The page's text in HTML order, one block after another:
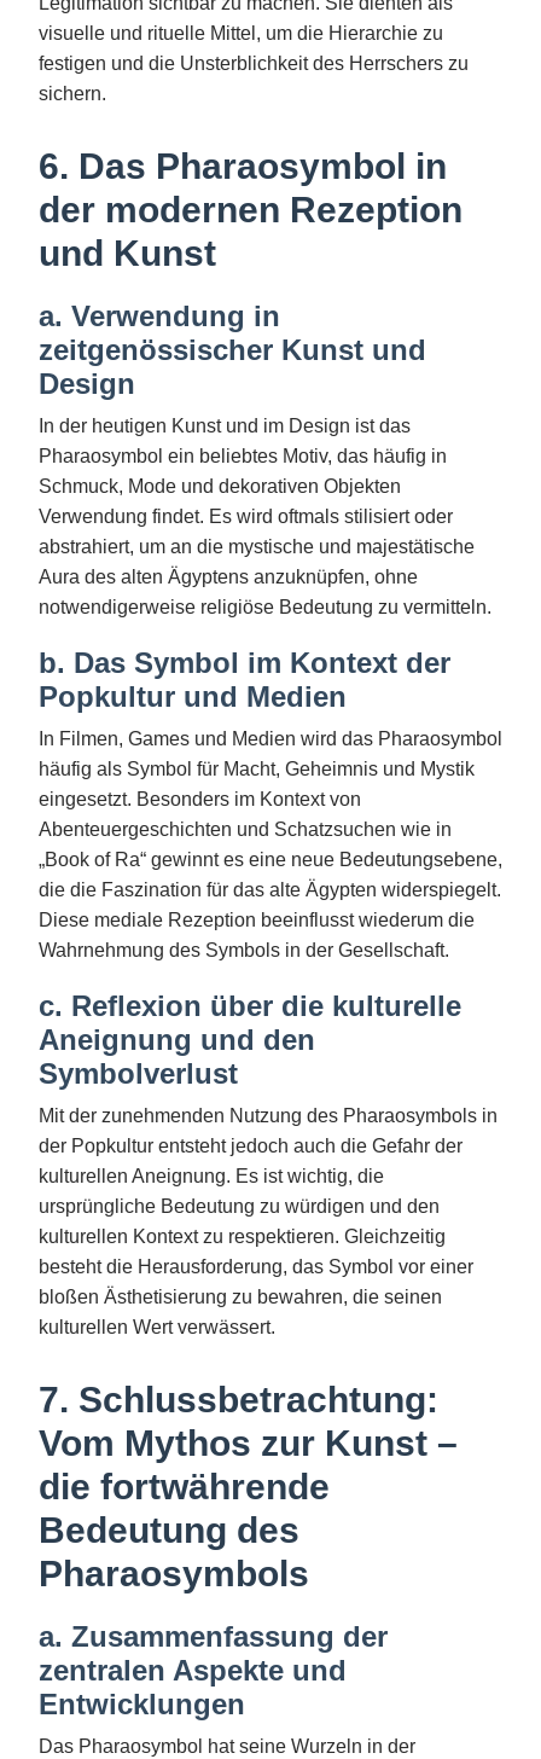
visuelle und rituelle Mittel, um die Hierarchie zu
festigen und die Unsterblichkeit des Herrschers zu
sichern.
6. Das Pharaosymbol in
der modernen Rezeption
und Kunst
a. Verwendung in
zeitgenössischer Kunst und
Design
In der heutigen Kunst und im Design ist das
Pharaosymbol ein beliebtes Motiv, das häufig in
Schmuck, Mode und dekorativen Objekten
Verwendung findet. Es wird oftmals stilisiert oder
abstrahiert, um an die mystische und majestätische
Aura des alten Ägyptens anzuknüpfen, ohne
notwendigerweise religiöse Bedeutung zu vermitteln.
b. Das Symbol im Kontext der
Popkultur und Medien
In Filmen, Games und Medien wird das Pharaosymbol
häufig als Symbol für Macht, Geheimnis und Mystik
eingesetzt. Besonders im Kontext von
Abenteuergeschichten und Schatzsuchen wie in
„Book of Ra“ gewinnt es eine neue Bedeutungsebene,
die die Faszination für das alte Ägypten widerspiegelt.
Diese mediale Rezeption beeinflusst wiederum die
Wahrnehmung des Symbols in der Gesellschaft.
c. Reflexion über die kulturelle
Aneignung und den
Symbolverlust
Mit der zunehmenden Nutzung des Pharaosymbols in
der Popkultur entsteht jedoch auch die Gefahr der
kulturellen Aneignung. Es ist wichtig, die
ursprüngliche Bedeutung zu würdigen und den
kulturellen Kontext zu respektieren. Gleichzeitig
besteht die Herausforderung, das Symbol vor einer
bloßen Ästhetisierung zu bewahren, die seinen
kulturellen Wert verwässert.
7. Schlussbetrachtung:
Vom Mythos zur Kunst –
die fortwährende
Bedeutung des
Pharaosymbols
a. Zusammenfassung der
zentralen Aspekte und
Entwicklungen
Das Pharaosymbol hat seine Wurzeln in der